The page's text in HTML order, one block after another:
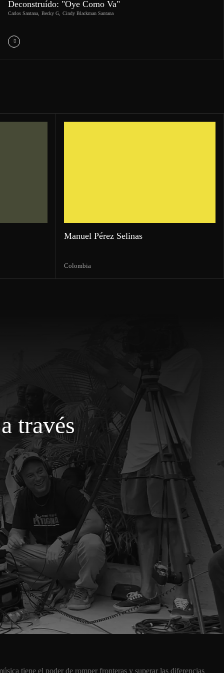
Deconstruído: "Oye Como Va"
Carlos Santana Becky G Cindy Blackman Santana
Manuel Pérez Selinas
Colombia
través
tiene el poder de romper fronteras y superar las diferencias